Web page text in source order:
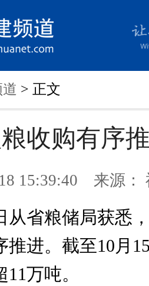
> 正文
收购有序
15:39:40 来源：
省粮储局获悉，
推进。截至10月
万吨。